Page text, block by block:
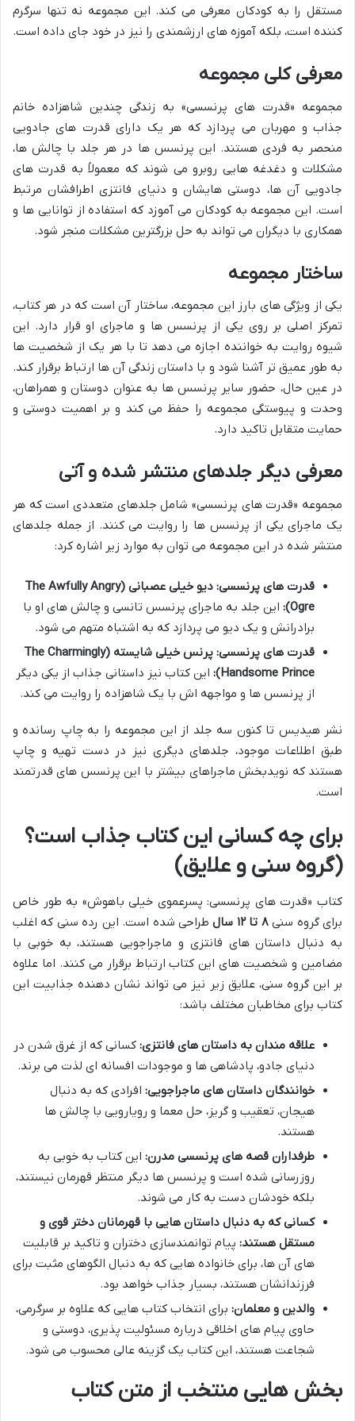
مستقل را به کودکان معرفی می کند. این مجموعه نه تنها سرگرم
کننده است، بلکه آموزه های ارزشمندی را نیز در خود جای داده است.
معرفی کلی مجموعه
مجموعه «قدرت های پرنسسی» به زندگی چندین شاهزاده خانم
جذاب و مهربان می پردازد که هر یک دارای قدرت های جادویی
منحصر به فردی هستند. این پرنسس ها در هر جلد با چالش ها،
مشکلات و دغدغه هایی روبرو می شوند که معمولاً به قدرت های
جادویی آن ها، دوستی هایشان و دنیای فانتزی اطرافشان مرتبط
است. این مجموعه به کودکان می آموزد که استفاده از توانایی ها و
همکاری با دیگران می تواند به حل بزرگترین مشکلات منجر شود.
ساختار مجموعه
یکی از ویژگی های بارز این مجموعه، ساختار آن است که در هر کتاب،
تمرکز اصلی بر روی یکی از پرنسس ها و ماجرای او قرار دارد. این
شیوه روایت به خواننده اجازه می دهد تا با هر یک از شخصیت ها
به طور عمیق تر آشنا شود و با داستان زندگی آن ها ارتباط برقرار کند.
در عین حال، حضور سایر پرنسس ها به عنوان دوستان و همراهان،
وحدت و پیوستگی مجموعه را حفظ می کند و بر اهمیت دوستی و
حمایت متقابل تاکید دارد.
معرفی دیگر جلدهای منتشر شده و آتی
مجموعه «قدرت های پرنسسی» شامل جلدهای متعددی است که هر
یک ماجرای یکی از پرنسس ها را روایت می کنند. از جمله جلدهای
منتشر شده در این مجموعه می توان به موارد زیر اشاره کرد:
قدرت های پرنسسی: دیو خیلی عصبانی (The Awfully Angry
Ogre):
این جلد به ماجرای پرنسس تانسی و چالش های او با
برادرانش و یک دیو می پردازد که به اشتباه متهم می شود.
قدرت های پرنسسی: پرنس خیلی شایسته (The Charmingly
Handsome Prince):
این کتاب نیز داستانی جذاب از یکی دیگر
از پرنسس ها و مواجهه اش با یک شاهزاده را روایت می کند.
نشر هیدیس تا کنون سه جلد از این مجموعه را به چاپ رسانده و
طبق اطلاعات موجود، جلدهای دیگری نیز در دست تهیه و چاپ
هستند که نویدبخش ماجراهای بیشتر با این پرنسس های قدرتمند
است.
برای چه کسانی این کتاب جذاب است؟
(گروه سنی و علایق)
کتاب «قدرت های پرنسسی: پسرعموی خیلی باهوش» به طور خاص
برای گروه سنی۸ تا ۱۲ سال
طراحی شده است. این رده سنی که اغلب
به دنبال داستان های فانتزی و ماجراجویی هستند، به خوبی با
مضامین و شخصیت های این کتاب ارتباط برقرار می کنند. اما علاوه
بر این گروه سنی، علایق زیر نیز می تواند نشان دهنده جذابیت این
کتاب برای مخاطبان مختلف باشد:
علاقه مندان به داستان های فانتزی: کسانی که از غرق شدن در
دنیای جادو، پادشاهی ها و موجودات افسانه ای لذت می برند.
خوانندگان داستان های ماجراجویی: افرادی که به دنبال
هیجان، تعقیب و گریز، حل معما و رویارویی با چالش ها
هستند.
طرفداران قصه های پرنسسی مدرن: این کتاب به خوبی به
روزرسانی شده است و پرنسس ها دیگر منتظر قهرمان نیستند،
بلکه خودشان دست به کار می شوند.
کسانی که به دنبال داستان هایی با قهرمانان دختر قوی و
مستقل هستند: پیام توانمندسازی دختران و تاکید بر قابلیت
های آن ها، برای خانواده هایی که به دنبال الگوهای مثبت برای
فرزندانشان هستند، بسیار جذاب خواهد بود.
والدین و معلمان: برای انتخاب کتاب هایی که علاوه بر سرگرمی،
حاوی پیام های اخلاقی درباره مسئولیت پذیری، دوستی و
شجاعت هستند، این کتاب یک گزینه عالی محسوب می شود.
بخش هایی منتخب از متن کتاب